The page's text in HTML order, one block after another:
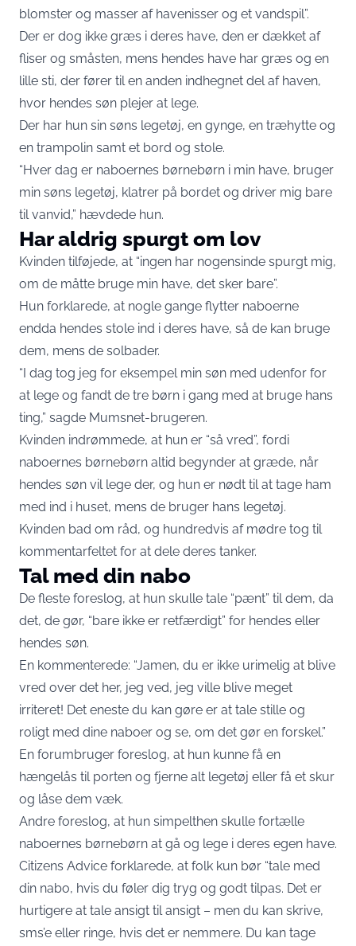
blomster og masser af havenisser og et vandspil”.
Der er dog ikke græs i deres have, den er dækket af
fliser og småsten, mens hendes have har græs og en
lille sti, der fører til en anden indhegnet del af haven,
hvor hendes søn plejer at lege.
Der har hun sin søns legetøj, en gynge, en træhytte og
en trampolin samt et bord og stole.
“Hver dag er naboernes børnebørn i min have, bruger
min søns legetøj, klatrer på bordet og driver mig bare
til vanvid,” hævdede hun.
Har aldrig spurgt om lov
Kvinden tilføjede, at “ingen har nogensinde spurgt mig,
om de måtte bruge min have, det sker bare”.
Hun forklarede, at nogle gange flytter naboerne
endda hendes stole ind i deres have, så de kan bruge
dem, mens de solbader.
“I dag tog jeg for eksempel min søn med udenfor for
at lege og fandt de tre børn i gang med at bruge hans
ting,” sagde Mumsnet-brugeren.
Kvinden indrømmede, at hun er “så vred”, fordi
naboernes børnebørn altid begynder at græde, når
hendes søn vil lege der, og hun er nødt til at tage ham
med ind i huset, mens de bruger hans legetøj.
Kvinden bad om råd, og hundredvis af mødre tog til
kommentarfeltet for at dele deres tanker.
Tal med din nabo
De fleste foreslog, at hun skulle tale “pænt” til dem, da
det, de gør, “bare ikke er retfærdigt” for hendes eller
hendes søn.
En kommenterede: “Jamen, du er ikke urimelig at blive
vred over det her, jeg ved, jeg ville blive meget
irriteret! Det eneste du kan gøre er at tale stille og
roligt med dine naboer og se, om det gør en forskel.”
En forumbruger foreslog, at hun kunne få en
hængelås til porten og fjerne alt legetøj eller få et skur
og låse dem væk.
Andre foreslog, at hun simpelthen skulle fortælle
naboernes børnebørn at gå og lege i deres egen have.
Citizens Advice forklarede, at folk kun bør “tale med
din nabo, hvis du føler dig tryg og godt tilpas. Det er
hurtigere at tale ansigt til ansigt – men du kan skrive,
sms’e eller ringe, hvis det er nemmere. Du kan tage